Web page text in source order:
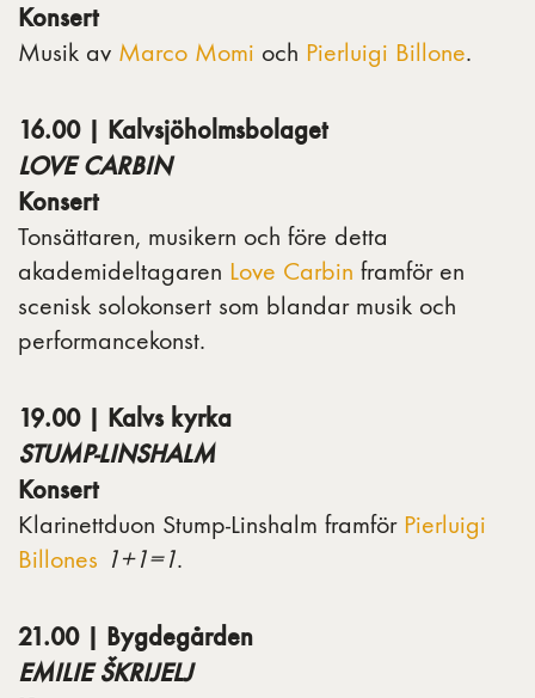
Konsert
Musik av Marco Momi och Pierluigi Billone.
16.00 | Kalvsjöholmsbolaget
LOVE CARBIN
Konsert
Tonsättaren, musikern och före detta
akademideltagaren Love Carbin framför en
scenisk solokonsert som blandar musik och
performancekonst.
19.00 | Kalvs kyrka
STUMP-LINSHALM
Konsert
Klarinettduon Stump-Linshalm framför Pierluigi
Billones 1+1=1.
21.00 | Bygdegården
EMILIE ŠKRIJELJ